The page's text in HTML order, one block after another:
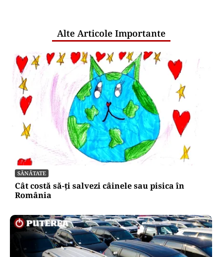
Alte Articole Importante
SĂNĂTATE
Cât costă să-ți salvezi câinele sau pisica în
România